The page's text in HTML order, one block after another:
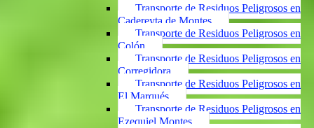
Transporte de Residuos Peligrosos en
Cadereyta de Montes
Transporte de Residuos Peligrosos en
Colón
Transporte de Residuos Peligrosos en
Corregidora
Transporte de Residuos Peligrosos en
El Marqués
Transporte de Residuos Peligrosos en
Ezequiel Montes